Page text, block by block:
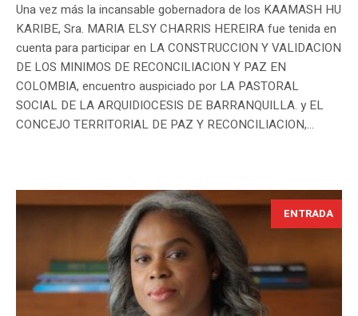
Una vez más la incansable gobernadora de los KAAMASH HU
KARIBE, Sra. MARIA ELSY CHARRIS HEREIRA fue tenida en
cuenta para participar en LA CONSTRUCCION Y VALIDACION
DE LOS MINIMOS DE RECONCILIACION Y PAZ EN
COLOMBIA, encuentro auspiciado por LA PASTORAL
SOCIAL DE LA ARQUIDIOCESIS DE BARRANQUILLA. y EL
CONCEJO TERRITORIAL DE PAZ Y RECONCILIACION,...
ENTRADA